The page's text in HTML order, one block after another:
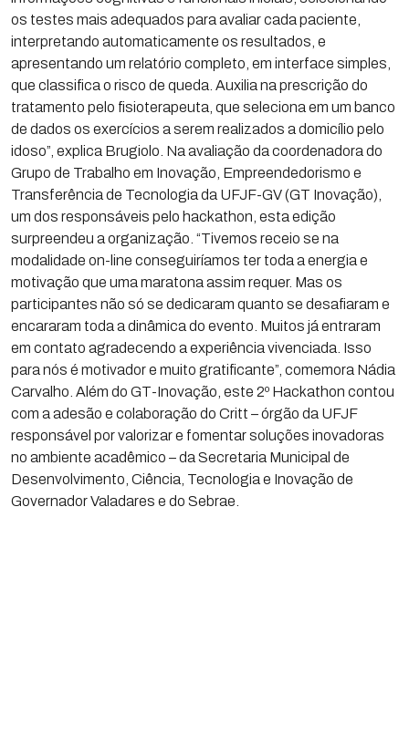
os testes mais adequados para avaliar cada paciente,
interpretando automaticamente os resultados, e
apresentando um relatório completo, em interface simples,
que classifica o risco de queda. Auxilia na prescrição do
tratamento pelo fisioterapeuta, que seleciona em um banco
de dados os exercícios a serem realizados a domicílio pelo
idoso”, explica Brugiolo. Na avaliação da coordenadora do
Grupo de Trabalho em Inovação, Empreendedorismo e
Transferência de Tecnologia da UFJF-GV (GT Inovação),
um dos responsáveis pelo hackathon, esta edição
surpreendeu a organização. “Tivemos receio se na
modalidade on-line conseguiríamos ter toda a energia e
motivação que uma maratona assim requer. Mas os
participantes não só se dedicaram quanto se desafiaram e
encararam toda a dinâmica do evento. Muitos já entraram
em contato agradecendo a experiência vivenciada. Isso
para nós é motivador e muito gratificante”, comemora Nádia
Carvalho. Além do GT-Inovação, este 2º Hackathon contou
com a adesão e colaboração do Critt – órgão da UFJF
responsável por valorizar e fomentar soluções inovadoras
no ambiente acadêmico – da Secretaria Municipal de
Desenvolvimento, Ciência, Tecnologia e Inovação de
Governador Valadares e do Sebrae.